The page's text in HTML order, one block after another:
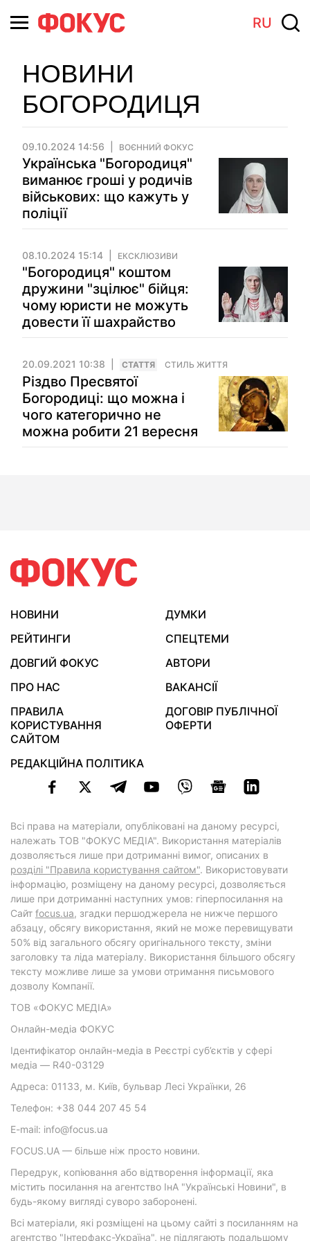
RU
НОВИНИ
БОГОРОДИЦЯ
09.10.2024 14:56 ВОЄННИЙ ФОКУС
Українська "Богородиця"
виманює гроші у родичів
військових: що кажуть у
поліції
08.10.2024 15:14 ЕКСКЛЮЗИВИ
"Богородиця" коштом
дружини "зцілює" бійця:
чому юристи не можуть
довести її шахрайство
20.09.2021 10:38 СТАТТЯ СТИЛЬ ЖИТТЯ
Різдво Пресвятої
Богородиці: що можна і
чого категорично не
можна робити 21 вересня
НОВИНИ
ДУМКИ
РЕЙТИНГИ
СПЕЦТЕМИ
ДОВГИЙ ФОКУС
АВТОРИ
ПРО НАС
ВАКАНСІЇ
ПРАВИЛА
КОРИСТУВАННЯ
САЙТОМ
ДОГОВІР ПУБЛІЧНОЇ
ОФЕРТИ
РЕДАКЦІЙНА ПОЛІТИКА
Всі права на матеріали, опубліковані на даному ресурсі,
належать ТОВ "ФОКУС МЕДІА". Використання матеріалів
дозволяється лише при дотриманні вимог, описаних в
розділі "Правила користування сайтом". Використовувати
інформацію, розміщену на даному ресурсі, дозволяється
лише при дотриманні наступних умов: гіперпосилання на
Cайт focus.ua, згадки першоджерела не нижче першого
абзацу, обсягу використання, який не може перевищувати
50% від загального обсягу оригінального тексту, зміни
заголовку та ліда матеріалу. Використання більшого обсягу
тексту можливе лише за умови отримання письмового
дозволу Компанії.
ТОВ «ФОКУС МЕДІА»
Онлайн-медіа ФОКУС
Ідентифікатор онлайн-медіа в Реєстрі суб’єктів у сфері
медіа — R40-03129
Адреса: 01133, м. Київ, бульвар Лесі Українки, 26
Телефон: +38 044 207 45 54
E-mail: info@focus.ua
FOCUS.UA — більше ніж просто новини.
Передрук, копіювання або відтворення інформації, яка
містить посилання на агентство ІнА "Українські Новини", в
будь-якому вигляді суворо заборонені.
Всі матеріали, які розміщені на цьому сайті з посиланням на
агентство "Інтерфакс-Україна", не підлягають подальшому